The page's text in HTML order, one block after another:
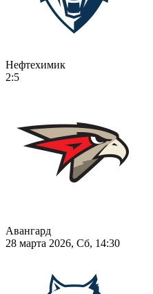
Нефтехимик
2:5
Авангард
28 марта 2026, Сб, 14:30